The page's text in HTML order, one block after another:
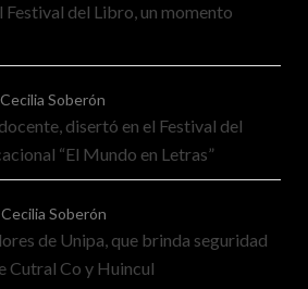
Festival del Libro, un momento
Soberón
disertó en el Festival del
“El Mundo en Letras”
Soberón
de Unipa, que brinda seguridad
Cutral Co y Huincul